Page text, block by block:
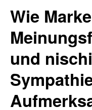
f_LAB
Wie
und